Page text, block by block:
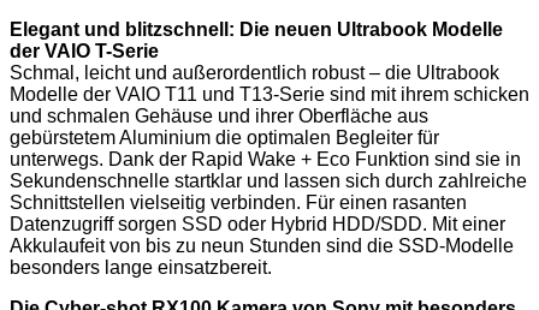
Elegant und blitzschnell: Die neuen Ultrabook Modelle
der VAIO T-Serie
Schmal, leicht und außerordentlich robust – die Ultrabook
Modelle der VAIO T11 und T13-Serie sind mit ihrem schicken
und schmalen Gehäuse und ihrer Oberfläche aus
gebürstetem Aluminium die optimalen Begleiter für
unterwegs. Dank der Rapid Wake + Eco Funktion sind sie in
Sekundenschnelle startklar und lassen sich durch zahlreiche
Schnittstellen vielseitig verbinden. Für einen rasanten
Datenzugriff sorgen SSD oder Hybrid HDD/SDD. Mit einer
Akkulaufeit von bis zu neun Stunden sind die SSD-Modelle
besonders lange einsatzbereit.